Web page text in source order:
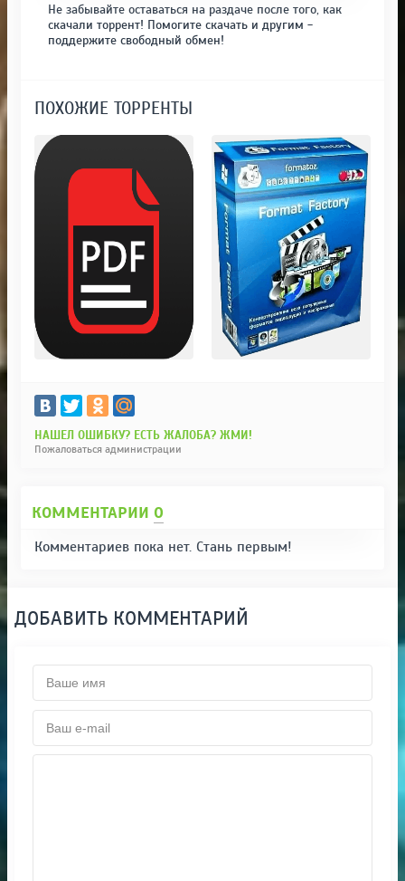
Не забывайте оставаться на раздаче после того, как
скачали торрент! Помогите скачать и другим -
поддержите свободный обмен!
ПОХОЖИЕ ТОРРЕНТЫ
НАШЕЛ ОШИБКУ? ЕСТЬ ЖАЛОБА? ЖМИ!
Пожаловаться администрации
КОММЕНТАРИИ 0
Комментариев пока нет. Стань первым!
ДОБАВИТЬ КОММЕНТАРИЙ